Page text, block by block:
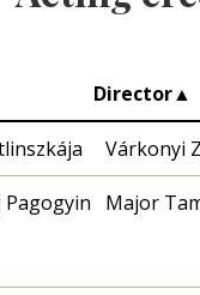
Director▲
Várkonyi
Major